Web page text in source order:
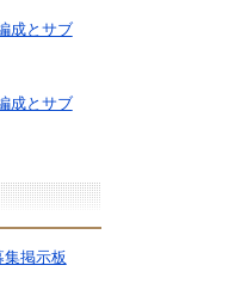
成とサブ
成とサブ
集掲示板